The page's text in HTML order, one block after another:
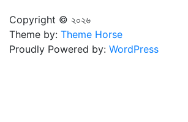
Copyright © ২০২৬
Theme by: Theme Horse
Proudly Powered by: WordPress